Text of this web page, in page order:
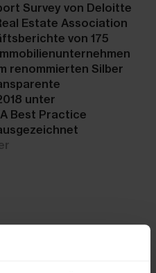
Survey von Deloitte
Estate Association
von 175
renommierten Silber
unter
Best Practice